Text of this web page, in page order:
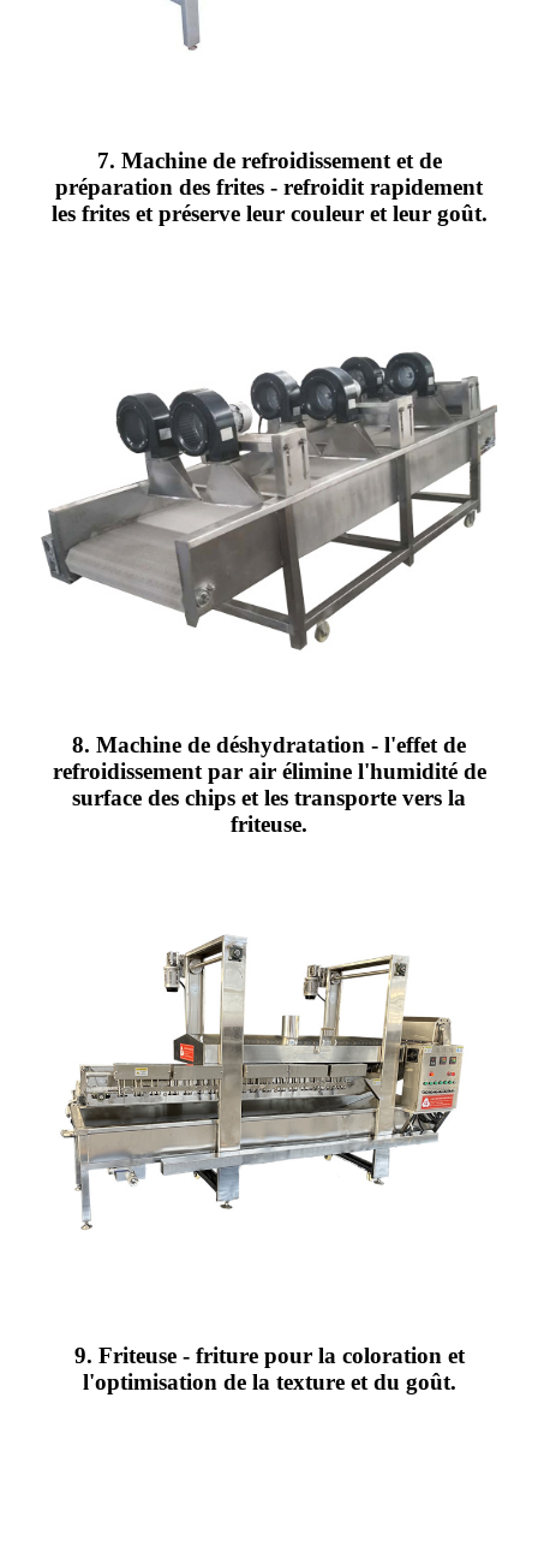
7. Machine de refroidissement et de
préparation des frites - refroidit rapidement
les frites et préserve leur couleur et leur goût.
8. Machine de déshydratation - l'effet de
refroidissement par air élimine l'humidité de
surface des chips et les transporte vers la
friteuse.
9. Friteuse - friture pour la coloration et
l'optimisation de la texture et du goût.